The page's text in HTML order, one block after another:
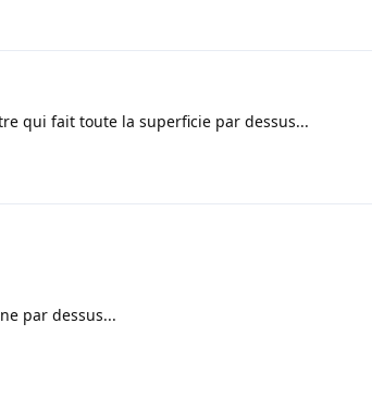
qui fait toute la superficie par dessus...
par dessus...